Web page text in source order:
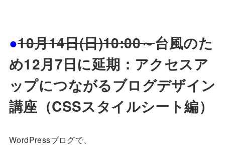
●10月14日(日)10:00～台風のた
め12月7日に延期：アクセスア
ップにつながるブログデザイン
講座（CSSスタイルシート編）
WordPressブログで、